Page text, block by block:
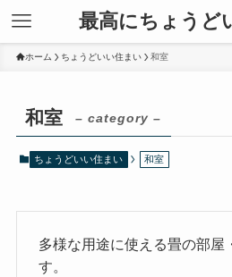
最高にちょうど
ホーム ちょうどいい住まい 和室
和室 – category –
ちょうどいい住まい 和室
多様な用途に使える畳の部屋
す。